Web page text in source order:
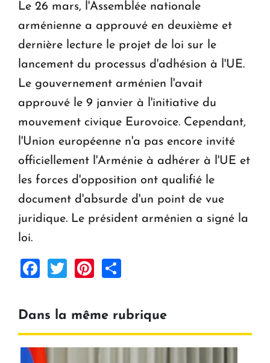
Le 26 mars, l'Assemblée nationale
arménienne a approuvé en deuxième et
dernière lecture le projet de loi sur le
lancement du processus d'adhésion à l'UE.
Le gouvernement arménien l'avait
approuvé le 9 janvier à l'initiative du
mouvement civique Eurovoice. Cependant,
l'Union européenne n'a pas encore invité
officiellement l'Arménie à adhérer à l'UE et
les forces d'opposition ont qualifié le
document d'absurde d'un point de vue
juridique. Le président arménien a signé la
loi.
Facebook
TwitterPinterest
Dans la même rubrique